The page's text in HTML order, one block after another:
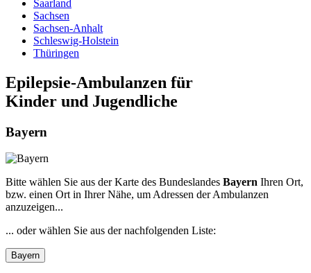
Saarland
Sachsen
Sachsen-Anhalt
Schleswig-Holstein
Thüringen
Epilepsie-Ambulanzen für
Kinder und Jugendliche
Bayern
Bitte wählen Sie aus der Karte des Bundeslandes Bayern Ihren Ort,
bzw. einen Ort in Ihrer Nähe, um Adressen der Ambulanzen
anzuzeigen...
... oder wählen Sie aus der nachfolgenden Liste:
Bayern